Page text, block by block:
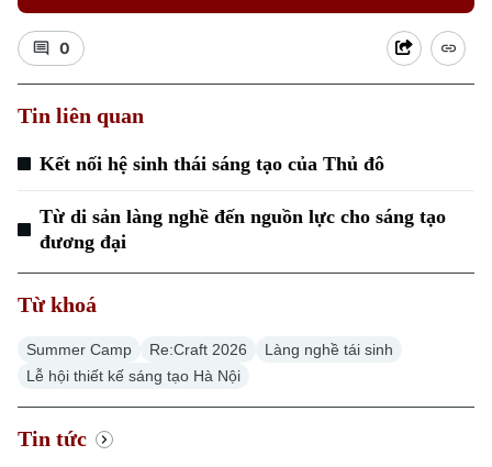
Xu hướng
0
Tin liên quan
Kết nối hệ sinh thái sáng tạo của Thủ đô
Từ di sản làng nghề đến nguồn lực cho sáng tạo
đương đại
Từ khoá
Summer Camp Re:Craft 2026
Làng nghề tái sinh
Lễ hội thiết kế sáng tạo Hà Nội
Tin tức